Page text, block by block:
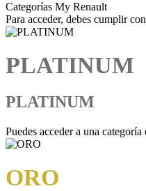
Categorías My Renault
Para acceder, debes cumplir
PLATINUM
PLATINUM
Puedes acceder a una
ORO